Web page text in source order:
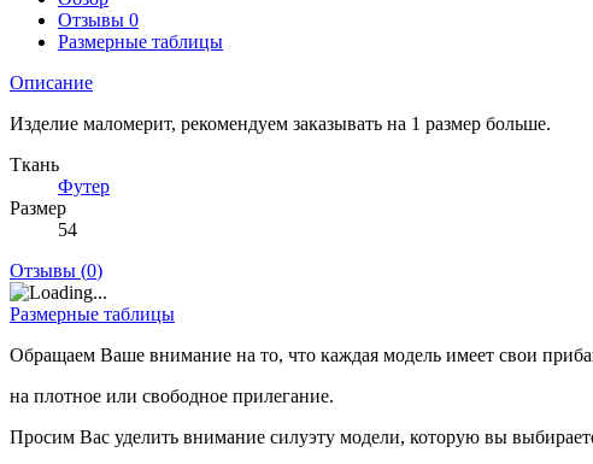
Отзывы 0
Размерные таблицы
Описание
Изделие маломерит, рекомендуем заказывать на 1 размер больше.
Ткань
Футер
Размер
54
Отзывы (0)
Размерные таблицы
Обращаем Ваше внимание на то, что каждая модель имеет свои
на плотное или свободное прилегание.
Просим Вас уделить внимание силуэту модели, которую вы